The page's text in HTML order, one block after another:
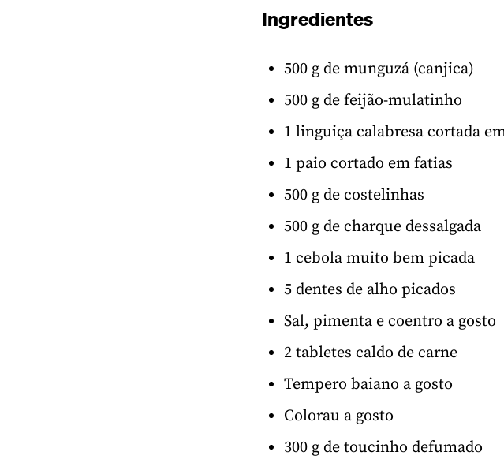
Ingredientes
500 g de munguzá (canjica)
500 g de feijão-mulatinho
1 linguiça calabresa cortada
1 paio cortado em fatias
500 g de costelinhas
500 g de charque dessalgada
1 cebola muito bem picada
5 dentes de alho picados
Sal, pimenta e coentro a gosto
2 tabletes caldo de carne
Tempero baiano a gosto
Colorau a gosto
300 g de toucinho defumado